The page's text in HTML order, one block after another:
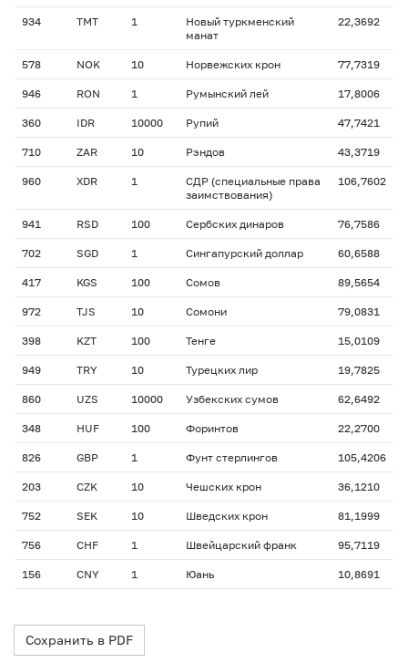
934 TMT 1
Новый туркменский
манат
22,3692
578 NOK 10 Норвежских крон 77,7319
946 RON 1 Румынский лей 17,8006
360 IDR 10000 Рупий 47,7421
710 ZAR 10 Рэндов 43,3719
960 XDR 1
СДР (специальные права
заимствования)
106,7602
941 RSD 100 Сербских динаров 76,7586
702 SGD 1 Сингапурский доллар 60,6588
417 KGS 100 Сомов 89,5654
972 TJS 10 Сомони 79,0831
398 KZT 100 Тенге 15,0109
949 TRY 10 Турецких лир 19,7825
860 UZS 10000 Узбекских сумов 62,6492
348 HUF 100 Форинтов 22,2700
826 GBP 1 Фунт стерлингов 105,4206
203 CZK 10 Чешских крон 36,1210
752 SEK 10 Шведских крон 81,1999
756 CHF 1 Швейцарский франк 95,7119
156 CNY 1 Юань 10,8691
Сохранить в PDF